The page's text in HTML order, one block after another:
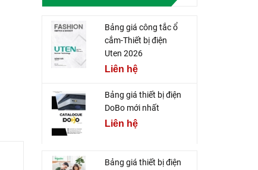
Bảng giá công tắc ổ
cắm-Thiết bị điện
Uten 2026
Liên hệ
Bảng giá thiết bị điện
DoBo mới nhất
Liên hệ
Bảng giá thiết bị điện